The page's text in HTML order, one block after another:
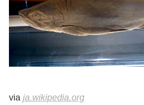
via ja.wikipedia.org